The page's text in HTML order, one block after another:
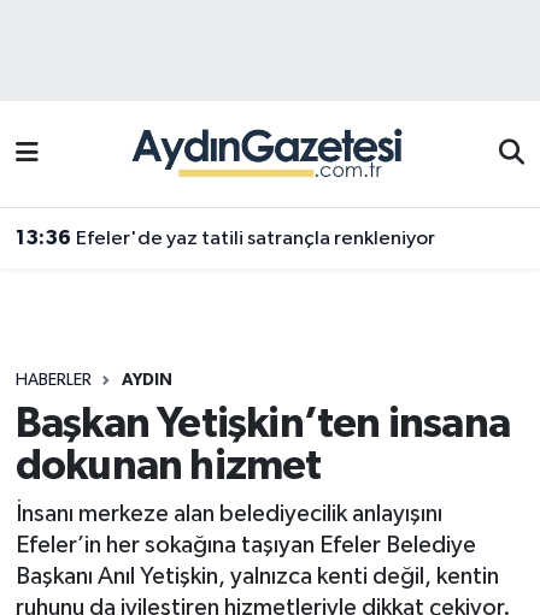
13:36 Efeler'de yaz tatili satrançla renkleniyor
HABERLER AYDIN
Başkan Yetişkin’ten insana
dokunan hizmet
İnsanı merkeze alan belediyecilik anlayışını
Efeler’in her sokağına taşıyan Efeler Belediye
Başkanı Anıl Yetişkin, yalnızca kenti değil, kentin
ruhunu da iyileştiren hizmetleriyle dikkat çekiyor.
Efeler Trafik Yoğunluk Haritası
Süper Lig Puan Durumu ve Fikstür